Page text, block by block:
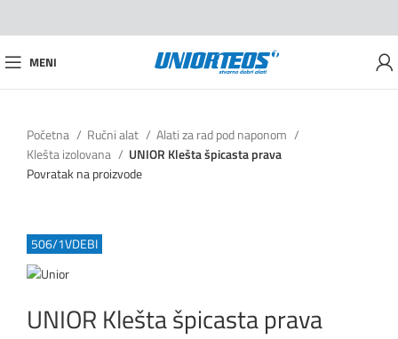
MENI
Početna Ručni alat
Alati za rad pod naponom
Klešta izolovana
UNIOR Klešta špicasta prava
Povratak na proizvode
506/1VDEBI
UNIOR Klešta špicasta prava